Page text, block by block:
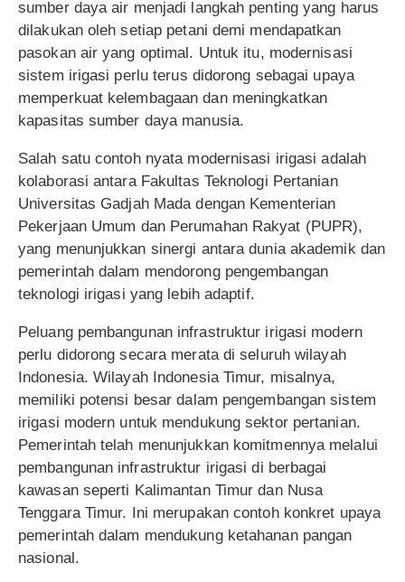
sumber daya air menjadi langkah penting yang harus
dilakukan oleh setiap petani demi mendapatkan
pasokan air yang optimal. Untuk itu, modernisasi
sistem irigasi perlu terus didorong sebagai upaya
memperkuat kelembagaan dan meningkatkan
kapasitas sumber daya manusia.
Salah satu contoh nyata modernisasi irigasi adalah
kolaborasi antara Fakultas Teknologi Pertanian
Universitas Gadjah Mada dengan Kementerian
Pekerjaan Umum dan Perumahan Rakyat (PUPR),
yang menunjukkan sinergi antara dunia akademik dan
pemerintah dalam mendorong pengembangan
teknologi irigasi yang lebih adaptif.
Peluang pembangunan infrastruktur irigasi modern
perlu didorong secara merata di seluruh wilayah
Indonesia. Wilayah Indonesia Timur, misalnya,
memiliki potensi besar dalam pengembangan sistem
irigasi modern untuk mendukung sektor pertanian.
Pemerintah telah menunjukkan komitmennya melalui
pembangunan infrastruktur irigasi di berbagai
kawasan seperti Kalimantan Timur dan Nusa
Tenggara Timur. Ini merupakan contoh konkret upaya
pemerintah dalam mendukung ketahanan pangan
nasional.